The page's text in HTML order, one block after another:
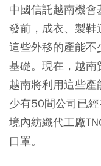
中國信託越南機
發前，成衣、製鞋
這些外移的產能不
基礎。現在，越南
越南將利用這些
少有50間公司已
境內紡織代工廠
口罩。